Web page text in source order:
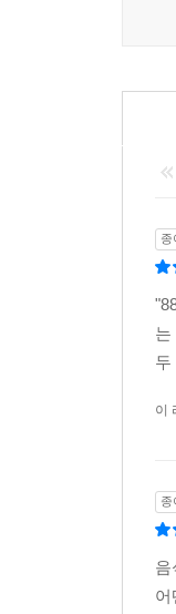
책에서
음식을
우리
이들
구조
그는
대량
점점
이런
안전
음식
종
는
두
이
종
음
어